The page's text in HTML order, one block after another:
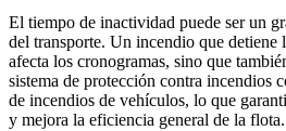
El tiempo de inactividad puede ser un
del transporte. Un incendio que detiene
afecta los cronogramas, sino que
sistema de protección contra incendios
de incendios de vehículos, lo que
y mejora la eficiencia general de la flota.